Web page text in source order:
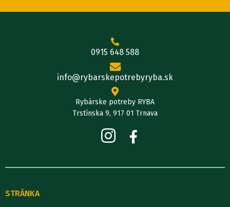
0915 648 588
info@rybarskepotrebyryba.sk
Rybárske potreby RYBA
Trstínska 9, 917 01 Trnava
STRÁNKA